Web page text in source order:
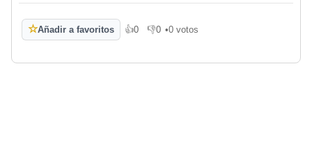
☆Añadir a favoritos 👍0
Me gusta
👎0
No me gusta
•0 votos